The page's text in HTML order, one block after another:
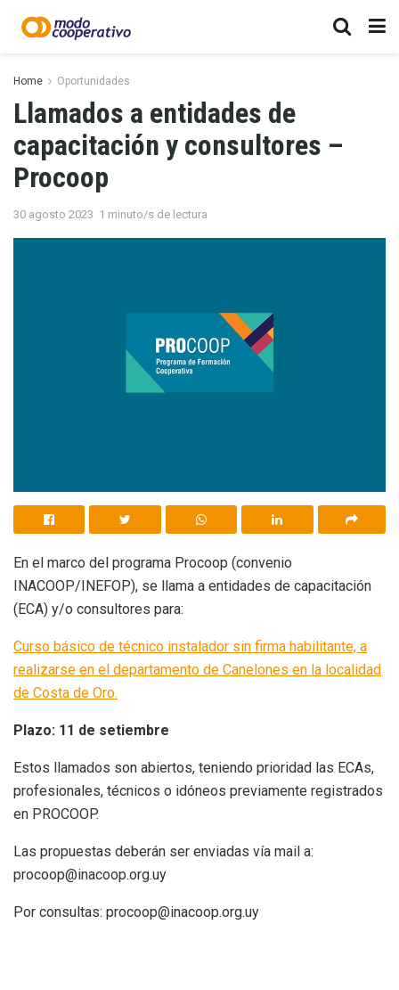
Home Oportunidades
Llamados a entidades de
capacitación y consultores –
Procoop
30 agosto 2023 1 minuto/s de lectura
En el marco del programa Procoop (convenio
INACOOP/INEFOP), se llama a entidades de capacitación
(ECA) y/o consultores para:
Curso básico de técnico instalador sin firma habilitante, a
realizarse en el departamento de Canelones en la localidad
de Costa de Oro.
Plazo: 11 de setiembre
Estos llamados son abiertos, teniendo prioridad las ECAs,
profesionales, técnicos o idóneos previamente registrados
en PROCOOP.
Las propuestas deberán ser enviadas vía mail a:
procoop@inacoop.org.uy
Por consultas: procoop@inacoop.org.uy